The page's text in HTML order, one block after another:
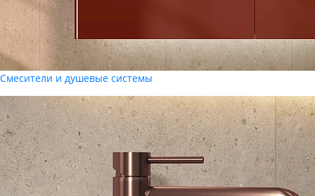
Смесители и душевые системы